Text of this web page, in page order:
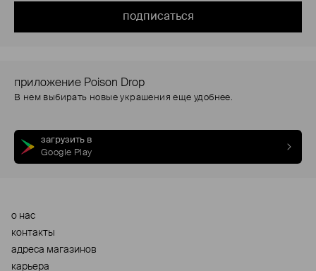
подписаться
приложение Poison Drop
В нем выбирать новые украшения еще удобнее.
загрузить в
Google Play
о нас
контакты
адреса магазинов
карьера